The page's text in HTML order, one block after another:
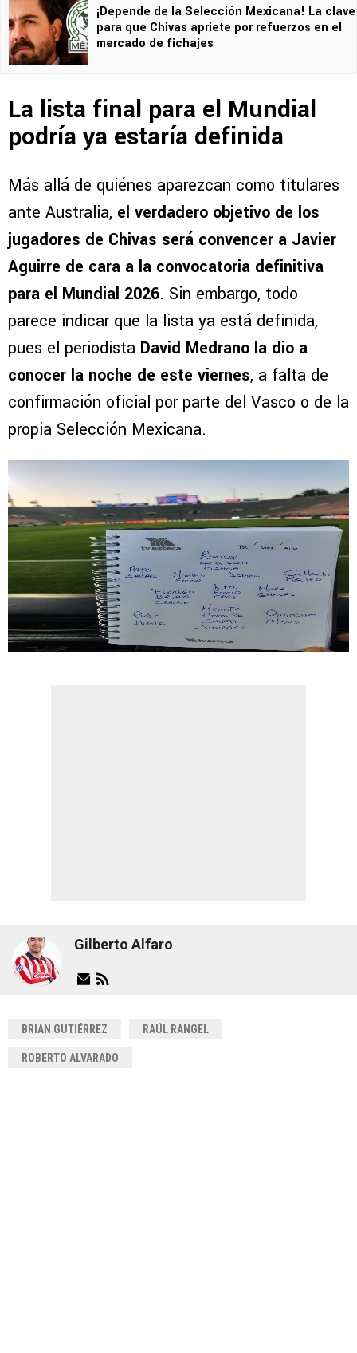
¡Depende de la Selección Mexicana! La clave
para que Chivas apriete por refuerzos en el
mercado de fichajes
La lista final para el Mundial
podría ya estaría definida
Más allá de quiénes aparezcan como titulares
ante Australia, el verdadero objetivo de los
jugadores de Chivas será convencer a Javier
Aguirre de cara a la convocatoria definitiva
para el Mundial 2026. Sin embargo, todo
parece indicar que la lista ya está definida,
pues el periodista David Medrano la dio a
conocer la noche de este viernes, a falta de
confirmación oficial por parte del Vasco o de la
propia Selección Mexicana.
Gilberto Alfaro
BRIAN GUTIÉRREZ RAÚL RANGEL
ROBERTO ALVARADO